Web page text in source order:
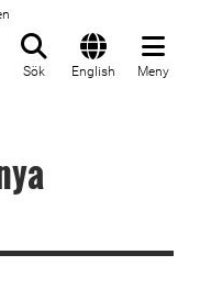
Sök English Meny